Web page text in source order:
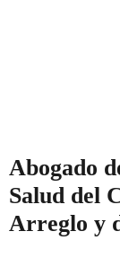
Abogado
Salud del
Arreglo y